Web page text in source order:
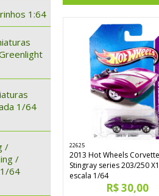
1:64
1/64
/
/
64
22625
2013 Hot Wheels Corvette
Stingray series 203/250
escala 1/64
R$ 30,00